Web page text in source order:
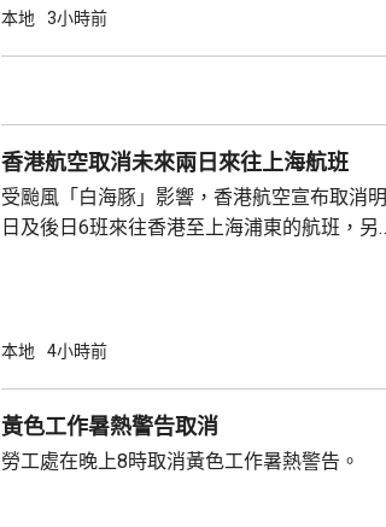
定目的地，亦可申請退款。
本地 3小時前
香港航空取消未來兩日來往上海航班
受颱風「白海豚」影響，香港航空宣布取消明
日及後日6班來往香港至上海浦東的航班，另
只適用於已獲確認機位的機票，乘客可透過網
客，需聯繫旅行社查詢票務事宜。公司提醒旅
客前往機場前，先查看航班狀態。
本地 4小時前
黃色工作暑熱警告取消
勞工處在晚上8時取消黃色工作暑熱警告。